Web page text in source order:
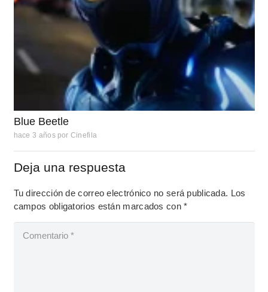
Blue Beetle
hace 3 años por Cinefila
Deja una respuesta
Tu dirección de correo electrónico no será publicada. Los
campos obligatorios están marcados con*